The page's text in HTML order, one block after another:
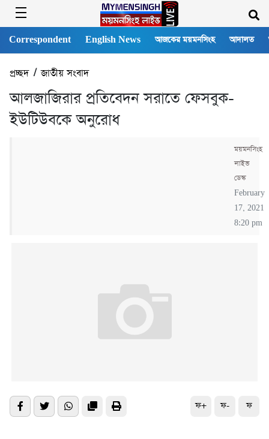
Correspondent English News আজকের ময়মনসিংহ আদালত
প্রচ্ছদ/জাতীয় সংবাদ
আলজাজিরার প্রতিবেদন সরাতে ফেসবুক-
ইউটিউবকে অনুরোধ
ময়মনসিংহ
লাইভ
ডেস্ক
February
17, 2021
8:20 pm
ফ+ ফ- ফ